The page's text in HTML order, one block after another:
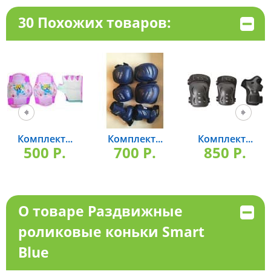
30 Похожих товаров:
Комплект...
500 P.
Комплект...
700 P.
Комплект...
850 P.
О товаре Раздвижные
роликовые коньки Smart
Blue